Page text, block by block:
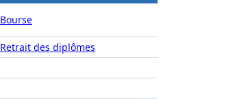
Bourse
Retrait des diplômes